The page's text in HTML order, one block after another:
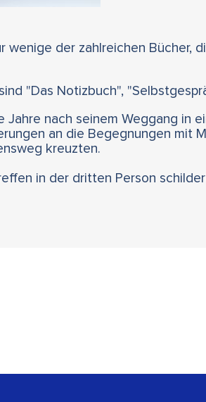
wenige der zahlreichen
"Das Notizbuch",
Jahre nach seinem Weggang in
an die Begegnungen mit
kreuzten.
in der dritten Person